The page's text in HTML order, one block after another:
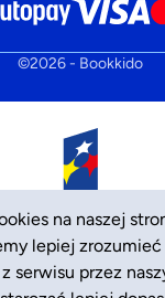
©2026- Bookkido
na naszej
lepiej
serwisu przez